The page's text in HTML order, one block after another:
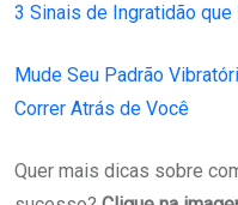
3 Sinais de Ingratidão
Mude Seu Padrão
Correr Atrás de Você
Quer mais dicas sobre